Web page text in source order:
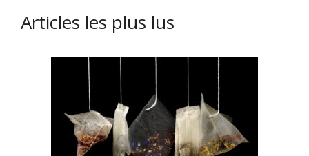
Articles les plus lus